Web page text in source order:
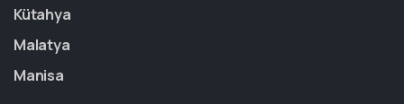
Kütahya
Malatya
Manisa